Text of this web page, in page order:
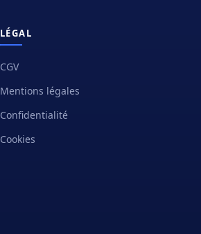
LÉGAL
CGV
Mentions légales
Confidentialité
Cookies